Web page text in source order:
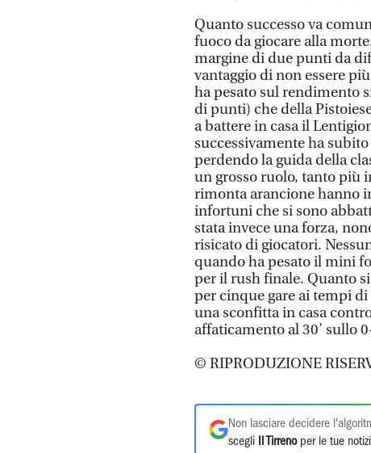
Quanto successo va
fuoco da giocare alla
margine di due punti da
vantaggio di non essere
ha pesato sul rendimento
di punti) che della
a battere in casa il
successivamente ha
perdendo la guida della
un grosso ruolo, tanto più
rimonta arancione hanno
infortuni che si sono
stata invece una forza,
risicato di giocatori.
quando ha pesato il mini
per il rush finale. Quanto
per cinque gare ai tempi di
una sconfitta in casa
affaticamento al 30’ sullo
© RIPRODUZIONE
Non lasciare decidere
scegli
Il Tirrenoper le tue